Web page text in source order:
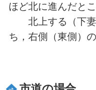
ほど北に進んだとこ
北上する（下妻
ち，右側（東側）の